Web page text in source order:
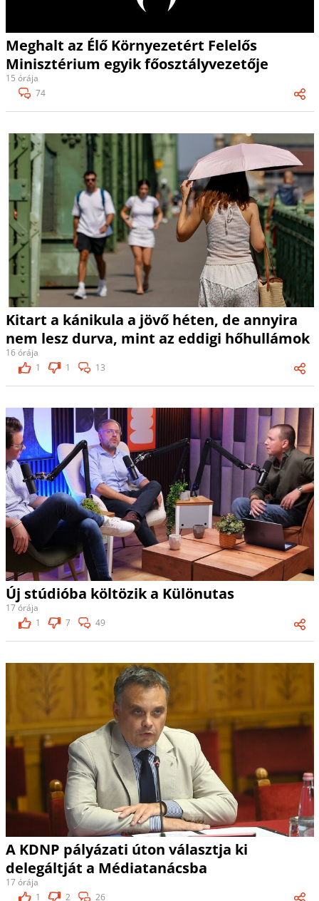
Meghalt az Élő Környezetért Felelős
Minisztérium egyik főosztályvezetője
15 órája
74
Kitart a kánikula a jövő héten, de annyira
nem lesz durva, mint az eddigi hőhullámok
16 órája
1
1 13
Új stúdióba költözik a Különutas
17 órája
1
7 49
A KDNP pályázati úton választja ki
delegáltját a Médiatanácsba
17 órája
1
2 26